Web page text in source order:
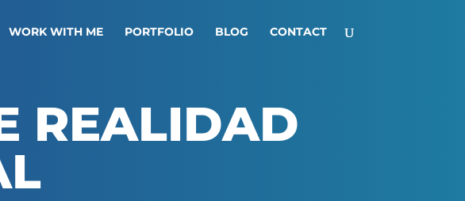
WORK WITH ME PORTFOLIO BLOG CONTACT
REALIDAD